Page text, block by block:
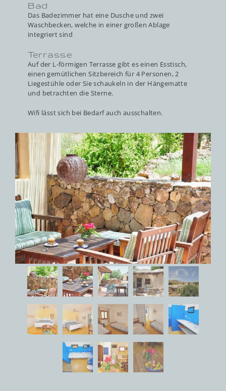
Bad
Das Badezimmer hat eine Dusche und zwei
Waschbecken, welche in einer großen Ablage
integriert sind
Terrasse
Auf der L-förmigen Terrasse gibt es einen Esstisch,
einen gemütlichen Sitzbereich für 4 Personen, 2
Liegestühle oder Sie schaukeln in der Hängematte
und betrachten die Sterne.
Wifi lässt sich bei Bedarf auch ausschalten.